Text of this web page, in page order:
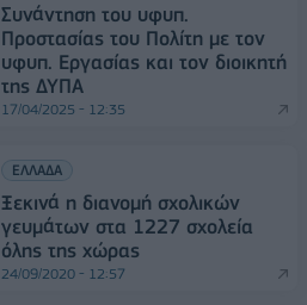
Συνάντηση του υφυπ.
Προστασίας του Πολίτη με τον
υφυπ. Εργασίας και τον διοικητή
της ΔΥΠΑ
17/04/2025 - 12:35
ΕΛΛΑΔΑ
Ξεκινά η διανομή σχολικών
γευμάτων στα 1227 σχολεία
όλης της χώρας
24/09/2020 - 12:57